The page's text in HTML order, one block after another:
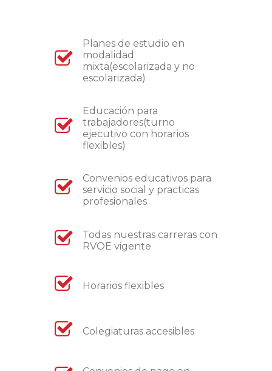
Planes de estudio en
modalidad
mixta(escolarizada y no
escolarizada)
Educación para
trabajadores(turno
ejecutivo con horarios
flexibles)
Convenios educativos para
servicio social y practicas
profesionales
Todas nuestras carreras con
RVOE vigente
Horarios flexibles
Colegiaturas accesibles